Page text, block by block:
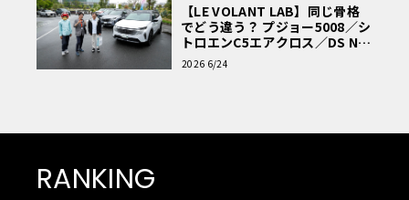
【LE VOLANT LAB】同じ骨格
でどう違う？ プジョー5008／シ
トロエンC5エアクロス／DS Nº4
読者一気乗りレポート
2026 6/24
RANKING